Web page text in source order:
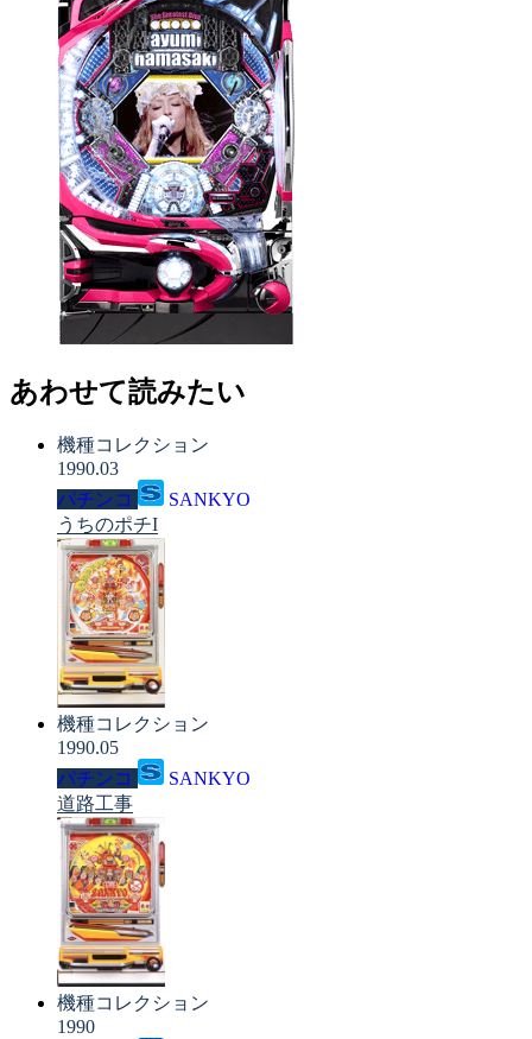
あわせて読みたい
機種コレクション
1990.03
パチンコ
SANKYO
うちのポチI
機種コレクション
1990.05
パチンコ
SANKYO
道路工事
機種コレクション
1990